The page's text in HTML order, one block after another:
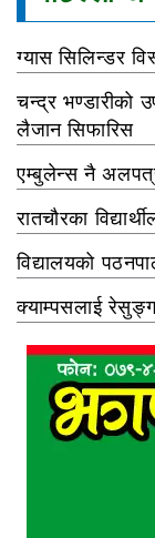
ग्यास सिलिन्डर
चन्द्र भण्डारीको
लैजान सिफारिस
एम्बुलेन्स नै
रातचौरका
विद्यालयको
क्याम्पसलाई